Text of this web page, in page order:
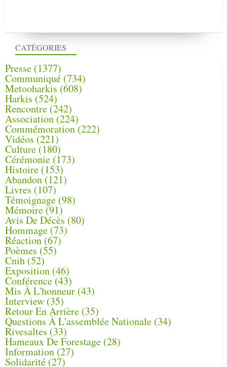
CATÉGORIES
Presse (1377)
Communiqué (734)
Metooharkis (608)
Harkis (524)
Rencontre (242)
Association (224)
Commémoration(222)
Vidéos (221)
Culture(180)
Cérémonie (173)
Histoire (153)
Abandon(121)
Livres (107)
Témoignage (98)
Mémoire (91)
Avis De Décès (80)
Hommage (73)
Réaction(67)
Poèmes (55)
Cnih (52)
Exposition (46)
Conférence(43)
Mis À L'honneur (43)
Interview (35)
Retour En Arrière (35)
Questions À L'assemblée Nationale (34)
Rivesaltes (33)
Hameaux De Forestage (28)
Information (27)
Solidarité (27)